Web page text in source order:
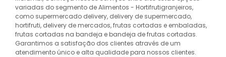
variadas do segmento de Alimentos - Hortifrutigranjeiros,
como supermercado delivery, delivery de supermercado,
hortifruti, delivery de mercados, frutas cortadas e embaladas,
frutas cortadas na bandeja e bandeja de frutas cortadas.
Garantimos a satisfação dos clientes através de um
atendimento único e alta qualidade para nossos clientes.